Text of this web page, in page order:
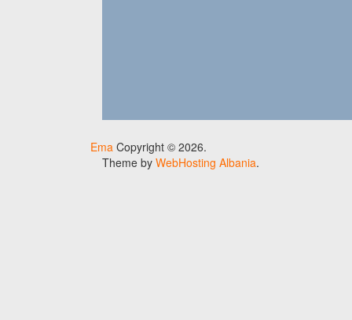
Ema Copyright © 2026.
Theme by WebHosting Albania.